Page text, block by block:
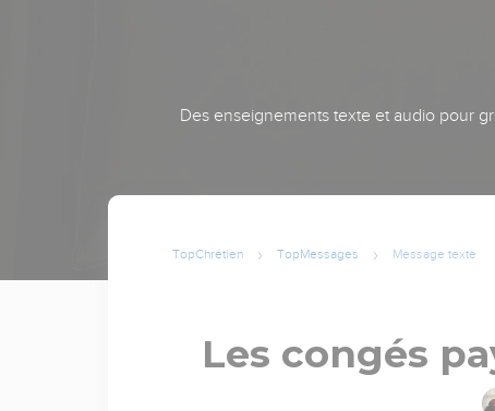
Des enseignements texte et audio pour
TopChrétien TopMessages Message texte
Les congés